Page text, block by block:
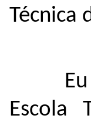
Técnica
Escola